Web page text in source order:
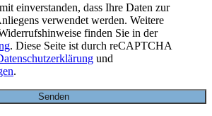
einverstanden, dass Ihre Daten zur
verwendet werden. Weitere
finden Sie in der
. Diese Seite ist durch reCAPTCHA
und
.